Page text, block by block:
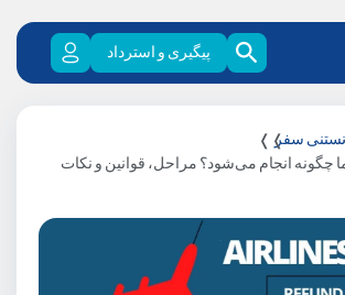
پیگیری و استرداد
سفر
چگونه انجام می‌شود؟ مراحل، قوانین و نکات